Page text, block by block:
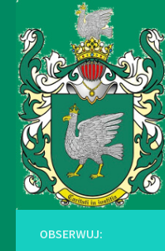
OBSERWUJ: